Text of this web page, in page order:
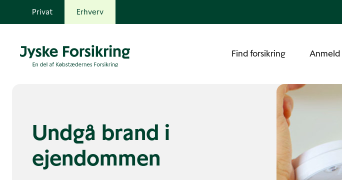
Privat Erhverv
Find forsikring Anmeld
Undgå brand i
ejendommen